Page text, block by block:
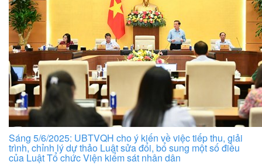
Sáng 5/6/2025: UBTVQH cho ý kiến về việc tiếp thu, giải
trình, chỉnh lý dự thảo Luật sửa đổi, bổ sung một số điều
của Luật Tổ chức Viện kiểm sát nhân dân